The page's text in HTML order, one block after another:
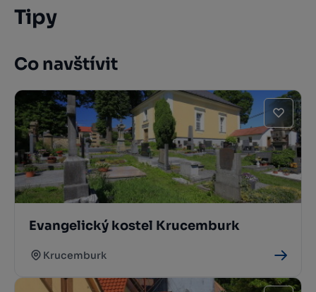
Tipy
Co navštívit
Evangelický kostel Krucemburk
Krucemburk